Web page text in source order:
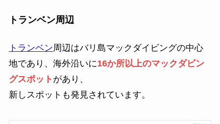
トランベン周辺
トランベン周辺はバリ島マックダイビングの中心
地であり、海外沿いに16か所以上のマックダビン
グスポット があり、
新しスポットも発見されています。